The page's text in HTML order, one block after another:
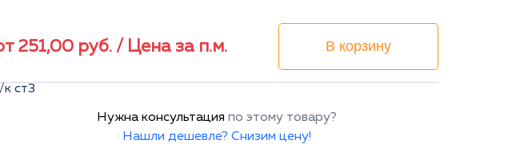
251,00 руб. / Цена за п.м. В корзину
к ст3
Нужна консультация по этому товару?
Нашли дешевле? Снизим цену!